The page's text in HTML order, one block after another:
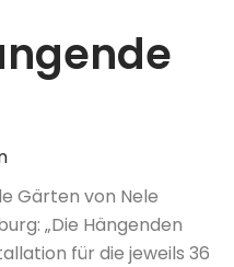
Gärten von Nele
„Die Hängenden
für die jeweils 36